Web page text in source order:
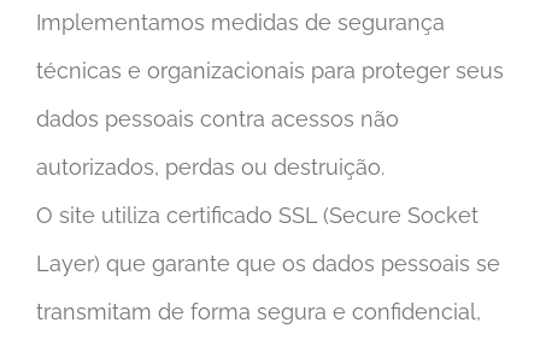
Implementamos medidas de segurança
técnicas e organizacionais para proteger seus
dados pessoais contra acessos não
autorizados, perdas ou destruição.
O site utiliza certificado SSL (Secure Socket
Layer) que garante que os dados pessoais se
transmitam de forma segura e confidencial,